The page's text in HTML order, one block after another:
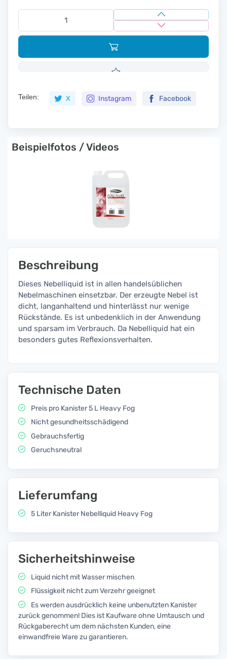
Teilen: X Instagram Facebook
Beispielfotos / Videos
Beschreibung
Dieses Nebelliquid ist in allen handelsüblichen
Nebelmaschinen einsetzbar. Der erzeugte Nebel ist
dicht, langanhaltend und hinterlässt nur wenige
Rückstände. Es ist unbedenklich in der Anwendung
und sparsam im Verbrauch. Da Nebelliquid hat ein
besonders gutes Reflexionsverhalten.
Technische Daten
Preis pro Kanister 5 L Heavy Fog
Nicht gesundheitsschädigend
Gebrauchsfertig
Geruchsneutral
Lieferumfang
5 Liter Kanister Nebelliquid Heavy Fog
Sicherheitshinweise
Liquid nicht mit Wasser mischen
Flüssigkeit nicht zum Verzehr geeignet
Es werden ausdrücklich keine unbenutzten Kanister
zurück genommen! Dies ist Kaufware ohne Umtausch und
Rückgaberecht um dem nächsten Kunden, eine
einwandfreie Ware zu garantieren.